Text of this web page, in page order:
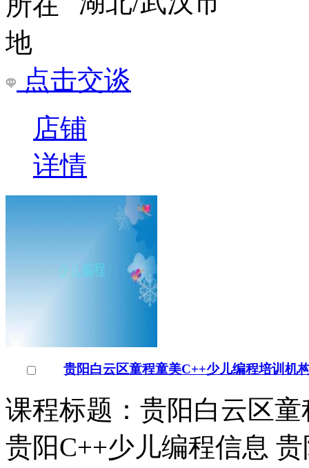
点击交谈
店铺
详情
贵阳白云区童程童美C++少儿编程培训机
课程标题：贵阳白云区
贵阳C++少儿编程信息